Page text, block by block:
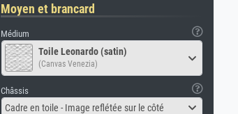
Moyen et brancard
Médium
Toile Leonardo (satin)
(Canvas Venezia)
Châssis
Cadre en toile - Image reflétée sur le côté